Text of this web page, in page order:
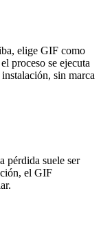
elige GIF como
proceso se ejecuta
sin marca
pérdida suele ser
el GIF